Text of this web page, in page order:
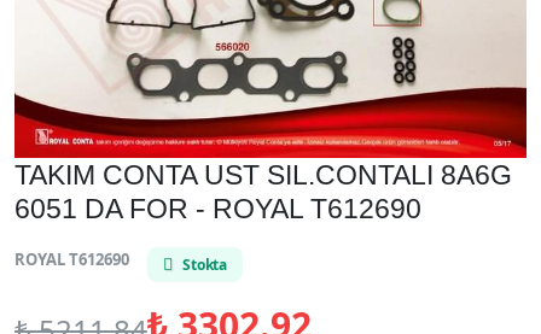
TAKIM CONTA UST SIL.CONTALI 8A6G
6051 DA FOR - ROYAL T612690
ROYAL T612690 Stokta